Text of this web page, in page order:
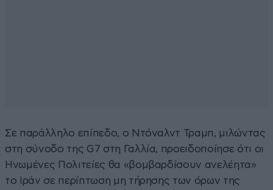
Σε παράλληλο επίπεδο, ο Ντόναλντ Τραμπ, μιλώντας
στη σύνοδο της G7 στη Γαλλία, προειδοποίησε ότι οι
Ηνωμένες Πολιτείες θα «βομβαρδίσουν ανελέητα»
το Ιράν σε περίπτωση μη τήρησης των όρων της